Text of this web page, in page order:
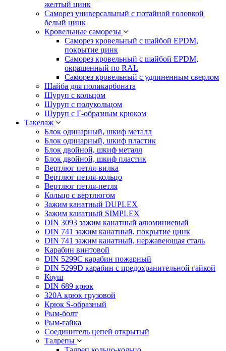
желтый цинк
Саморез универсальный с потайной головкой
белый цинк
Кровельные саморезы
Саморез кровельный с шайбой EPDM,
покрытие цинк
Саморез кровельный с шайбой EPDM,
окрашенный по RAL
Саморез кровельный с удлиненным сверлом
Шайба для поликарбоната
Шуруп с кольцом
Шуруп с полукольцом
Шуруп с Г-образным крюком
Такелаж
Блок одинарный, шкиф металл
Блок одинарный, шкиф пластик
Блок двойной, шкиф металл
Блок двойной, шкиф пластик
Вертлюг петля-вилка
Вертлюг петля-кольцо
Вертлюг петля-петля
Кольцо с вертлюгом
Зажим канатный DUPLEX
Зажим канатный SIMPLEX
DIN 3093 зажим канатный алюминиевый
DIN 741 зажим канатный, покрытие цинк
DIN 741 зажим канатный, нержавеющая сталь
Карабин винтовой
DIN 5299C карабин пожарный
DIN 5299D карабин с предохранительной гайкой
Коуш
DIN 689 крюк
320A крюк грузовой
Крюк S-образный
Рым-болт
Рым-гайка
Соединитель цепей открытый
Талрепы